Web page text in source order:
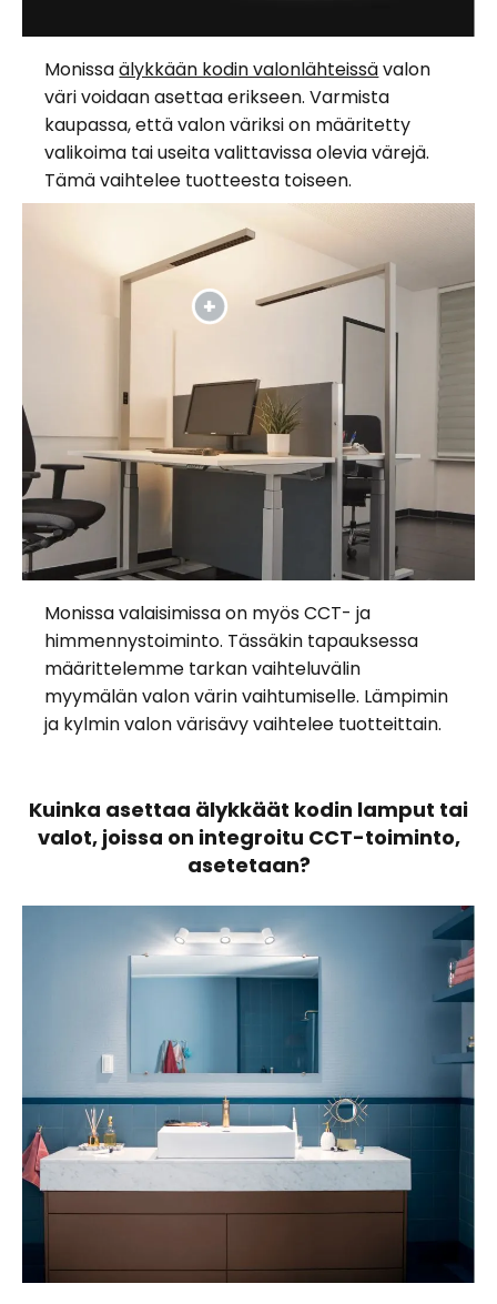
Monissaälykkään kodin valonlähteissävalon
väri voidaan asettaa erikseen. Varmista
kaupassa, että valon väriksi on määritetty
valikoima tai useita valittavissa olevia värejä.
Tämä vaihtelee tuotteesta toiseen.
Monissa valaisimissa on myös CCT- ja
himmennystoiminto. Tässäkin tapauksessa
määrittelemme tarkan vaihteluvälin
myymälän valon värin vaihtumiselle. Lämpimin
ja kylmin valon värisävy vaihtelee tuotteittain.
Kuinka asettaa älykkäät kodin lamput tai
valot, joissa on integroitu CCT-toiminto,
asetetaan?